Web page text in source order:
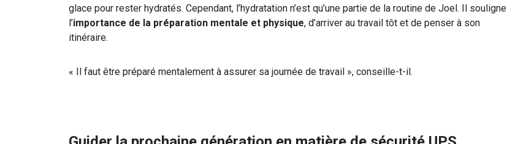
glace pour rester hydratés. Cependant, l’hydratation n’est qu’une partie de la routine de Joel. Il souligne
l’importance de la préparation mentale et physique, d’arriver au travail tôt et de penser à son
itinéraire.
« Il faut être préparé mentalement à assurer sa journée de travail », conseille-t-il.